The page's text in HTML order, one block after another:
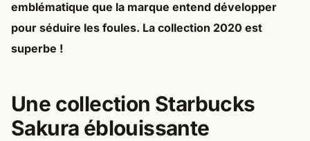
emblématique que la marque entend développer
pour séduire les foules. La collection 2020 est
superbe !
Une collection Starbucks
Sakura éblouissante